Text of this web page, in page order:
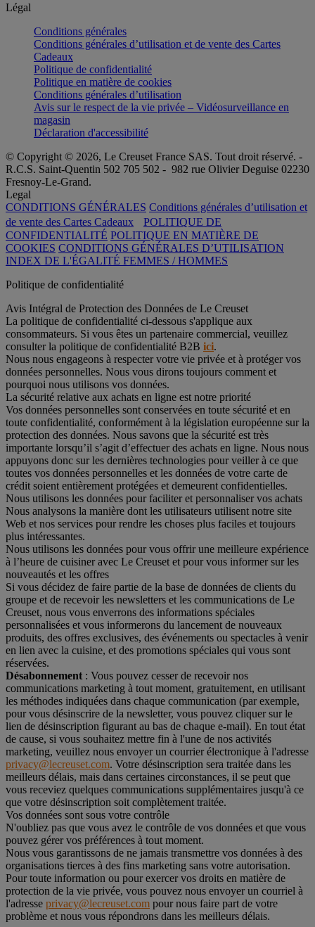
Légal
Conditions générales
Conditions générales d’utilisation et de vente des Cartes
Cadeaux
Politique de confidentialité
Politique en matière de cookies
Conditions générales d’utilisation
Avis sur le respect de la vie privée – Vidéosurveillance en
magasin
Déclaration d'accessibilité
© Copyright © 2026, Le Creuset France SAS. Tout droit réservé. -
R.C.S. Saint-Quentin 502 705 502 - 982 rue Olivier Deguise 02230
Fresnoy-Le-Grand.
Legal
CONDITIONS GÉNÉRALES Conditions générales d’utilisation et
de vente des Cartes Cadeaux
POLITIQUE DE
CONFIDENTIALITÉ POLITIQUE EN MATIÈRE DE
COOKIES CONDITIONS GÉNÉRALES D’UTILISATION
INDEX DE L'ÉGALITÉ FEMMES / HOMMES
Politique de confidentialité
Avis Intégral de Protection des Données de Le Creuset
La politique de confidentialité ci-dessous s'applique aux
consommateurs. Si vous êtes un partenaire commercial, veuillez
consulter la politique de confidentialité B2B ici.
Nous nous engageons à respecter votre vie privée et à protéger vos
données personnelles. Nous vous dirons toujours comment et
pourquoi nous utilisons vos données.
La sécurité relative aux achats en ligne est notre priorité
Vos données personnelles sont conservées en toute sécurité et en
toute confidentialité, conformément à la législation européenne sur la
protection des données. Nous savons que la sécurité est très
importante lorsqu’il s’agit d’effectuer des achats en ligne. Nous nous
appuyons donc sur les dernières technologies pour veiller à ce que
toutes vos données personnelles et les données de votre carte de
crédit soient entièrement protégées et demeurent confidentielles.
Nous utilisons les données pour faciliter et personnaliser vos achats
Nous analysons la manière dont les utilisateurs utilisent notre site
Web et nos services pour rendre les choses plus faciles et toujours
plus intéressantes.
Nous utilisons les données pour vous offrir une meilleure expérience
à l’heure de cuisiner avec Le Creuset et pour vous informer sur les
nouveautés et les offres
Si vous décidez de faire partie de la base de données de clients du
groupe et de recevoir les newsletters et les communications de Le
Creuset, nous vous enverrons des informations spéciales
personnalisées et vous informerons du lancement de nouveaux
produits, des offres exclusives, des événements ou spectacles à venir
en lien avec la cuisine, et des promotions spéciales qui vous sont
réservées.
Désabonnement : Vous pouvez cesser de recevoir nos
communications marketing à tout moment, gratuitement, en utilisant
les méthodes indiquées dans chaque communication (par exemple,
pour vous désinscrire de la newsletter, vous pouvez cliquer sur le
lien de désinscription figurant au bas de chaque e-mail). En tout état
de cause, si vous souhaitez mettre fin à l'une de nos activités
marketing, veuillez nous envoyer un courrier électronique à l'adresse
privacy@lecreuset.com. Votre désinscription sera traitée dans les
meilleurs délais, mais dans certaines circonstances, il se peut que
vous receviez quelques communications supplémentaires jusqu'à ce
que votre désinscription soit complètement traitée.
Vos données sont sous votre contrôle
N'oubliez pas que vous avez le contrôle de vos données et que vous
pouvez gérer vos préférences à tout moment.
Nous vous garantissons de ne jamais transmettre vos données à des
organisations tierces à des fins marketing sans votre autorisation.
Pour toute information ou pour exercer vos droits en matière de
protection de la vie privée, vous pouvez nous envoyer un courriel à
l'adresse privacy@lecreuset.com pour nous faire part de votre
problème et nous vous répondrons dans les meilleurs délais.